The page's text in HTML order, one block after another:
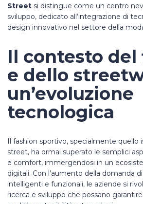
Street si distingue come un centro
sviluppo, dedicato all’integrazione di
design innovativo nel settore della
Il contesto del
e dello
un’evoluzione
tecnologica
Il fashion sportivo, specialmente quello
street, ha ormai superato le semplici
e comfort, immergendosi in un
digitali. Con l’aumento della domanda
intelligenti e funzionali, le aziende si
ricerca e sviluppo che possano